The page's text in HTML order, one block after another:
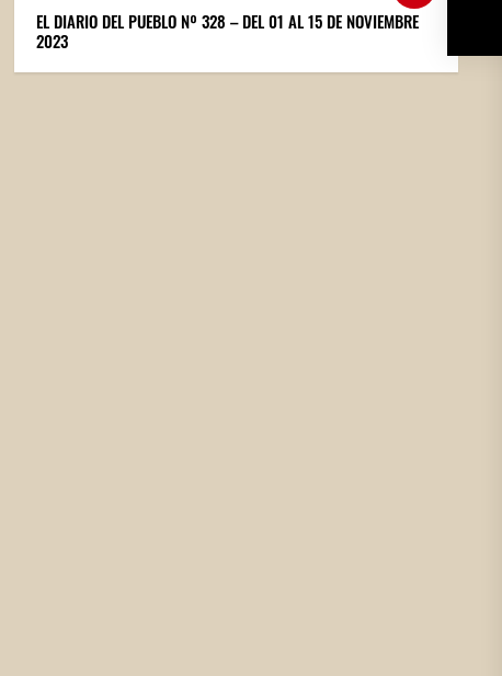
EL DIARIO DEL PUEBLO Nº 328 – DEL 01 AL 15 DE NOVIEMBRE
2023